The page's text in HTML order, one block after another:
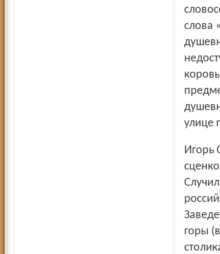
слова
улице
Игорь Столяров рассказал, как он был потрясён бытовой
горы